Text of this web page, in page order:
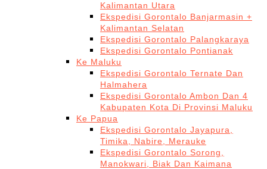
Kalimantan Utara
Ekspedisi Gorontalo Banjarmasin +
Kalimantan Selatan
Ekspedisi Gorontalo Palangkaraya
Ekspedisi Gorontalo Pontianak
Ke Maluku
Ekspedisi Gorontalo Ternate Dan
Halmahera
Ekspedisi Gorontalo Ambon Dan 4
Kabupaten Kota Di Provinsi Maluku
Ke Papua
Ekspedisi Gorontalo Jayapura,
Timika, Nabire, Merauke
Ekspedisi Gorontalo Sorong,
Manokwari, Biak Dan Kaimana